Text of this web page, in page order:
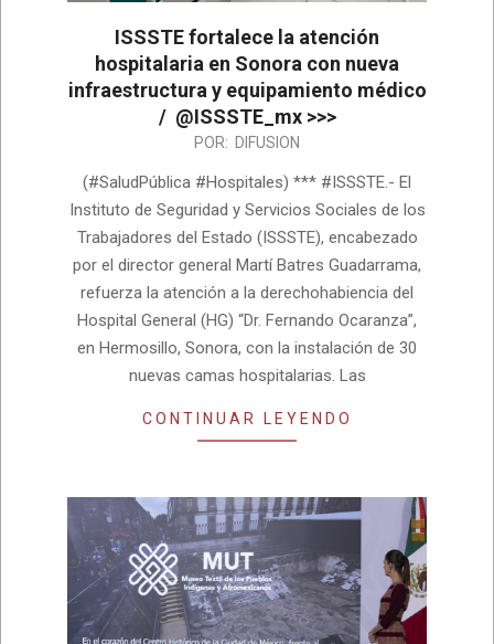
ISSSTE fortalece la atención
hospitalaria en Sonora con nueva
infraestructura y equipamiento médico
/ @ISSSTE_mx >>>
POR: DIFUSION
(#SaludPública #Hospitales) *** #ISSSTE.- El
Instituto de Seguridad y Servicios Sociales de los
Trabajadores del Estado (ISSSTE), encabezado
por el director general Martí Batres Guadarrama,
refuerza la atención a la derechohabiencia del
Hospital General (HG) “Dr. Fernando Ocaranza”,
en Hermosillo, Sonora, con la instalación de 30
nuevas camas hospitalarias. Las
CONTINUAR LEYENDO